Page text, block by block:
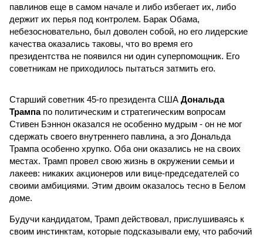
павлинов еще в самом начале и либо избегает их, либо
держит их перья под контролем. Барак Обама,
небезосновательно, был доволен собой, но его лидерские
качества оказались таковы, что во время его
президентства не появился ни один суперпомощник. Его
советникам не приходилось пытаться затмить его.
Старший советник 45-го президента США Дональда
Трампапо политическим и стратегическим вопросам
Стивен Бэннон оказался не особенно мудрым - он не мог
сдержать своего внутреннего павлина, а эго Дональда
Трампа особенно хрупко. Оба они оказались не на своих
местах. Трамп провел свою жизнь в окружении семьи и
лакеев: никаких акционеров или вице-председателей со
своими амбициями. Этим двоим оказалось тесно в Белом
доме.
Будучи кандидатом, Трамп действовал, прислушиваясь к
своим инстинктам, которые подсказывали ему, что рабочий